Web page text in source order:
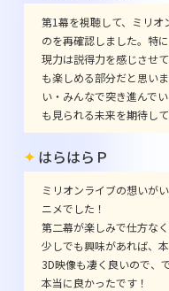
第1幕を視聴して、ミリオ
のを再確認しました。特
現力は説得力を感じさせ
も楽しめる部分だと思い
い・みんなで突き進んで
も見られる未来を期待し
はらはらＰ
ミリオンライブの想いが
ニメでした！
第二幕が楽しみで仕方な
少しでも興味があれば、
3D映像も凄く良いので、
本当に良かったです！